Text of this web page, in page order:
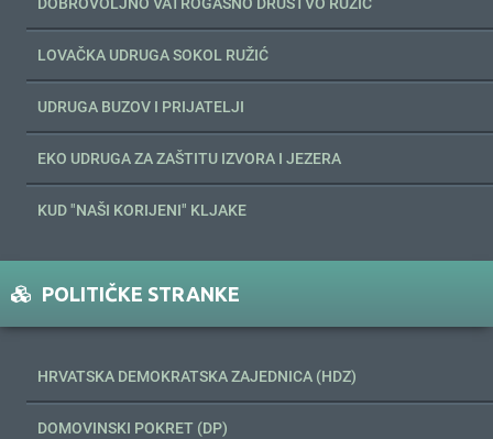
LOVAČKA UDRUGA SOKOL RUŽIĆ
UDRUGA BUZOV I PRIJATELJI
EKO UDRUGA ZA ZAŠTITU IZVORA I JEZERA
KUD "NAŠI KORIJENI" KLJAKE
POLITIČKE STRANKE
HRVATSKA DEMOKRATSKA ZAJEDNICA (HDZ)
DOMOVINSKI POKRET (DP)